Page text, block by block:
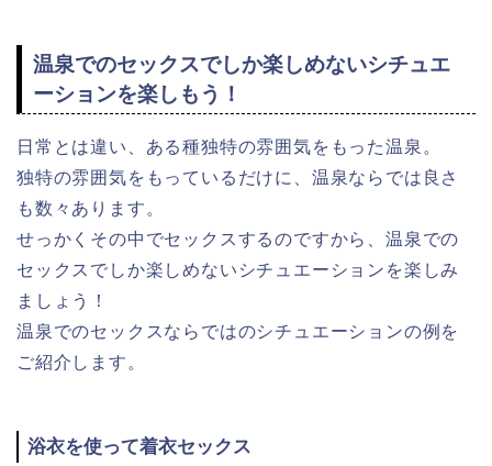
温泉でのセックスでしか楽しめないシチュエ
ーションを楽しもう！
日常とは違い、ある種独特の雰囲気をもった温泉。
独特の雰囲気をもっているだけに、温泉ならでは良さ
も数々あります。
せっかくその中でセックスするのですから、温泉での
セックスでしか楽しめないシチュエーションを楽しみ
ましょう！
温泉でのセックスならではのシチュエーションの例を
ご紹介します。
浴衣を使って着衣セックス